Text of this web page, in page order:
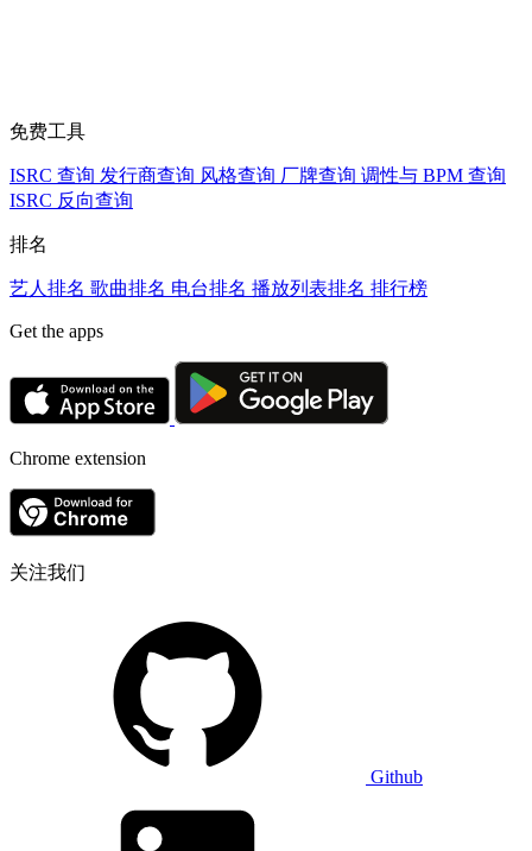
免费工具
ISRC 查询 发行商查询 风格查询 厂牌查询 调性与 BPM 查询
ISRC 反向查询
排名
艺人排名 歌曲排名 电台排名 播放列表排名 排行榜
Get the apps
Chrome extension
关注我们
Github